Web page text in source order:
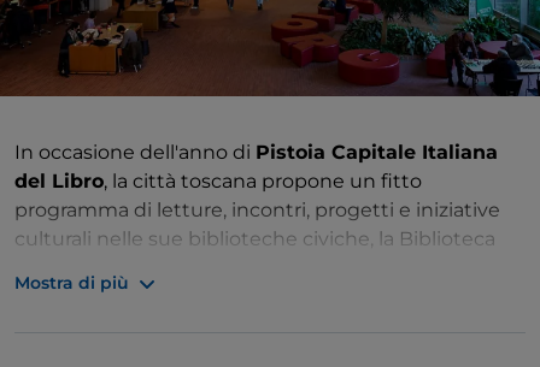
In occasione dell'anno di Pistoia Capitale Italiana
del Libro, la città toscana propone un fitto
programma di letture, incontri, progetti e iniziative
culturali nelle sue biblioteche civiche, la Biblioteca
editori, autori, illustratori, gruppi di lettura, scuole e
Mostra di più